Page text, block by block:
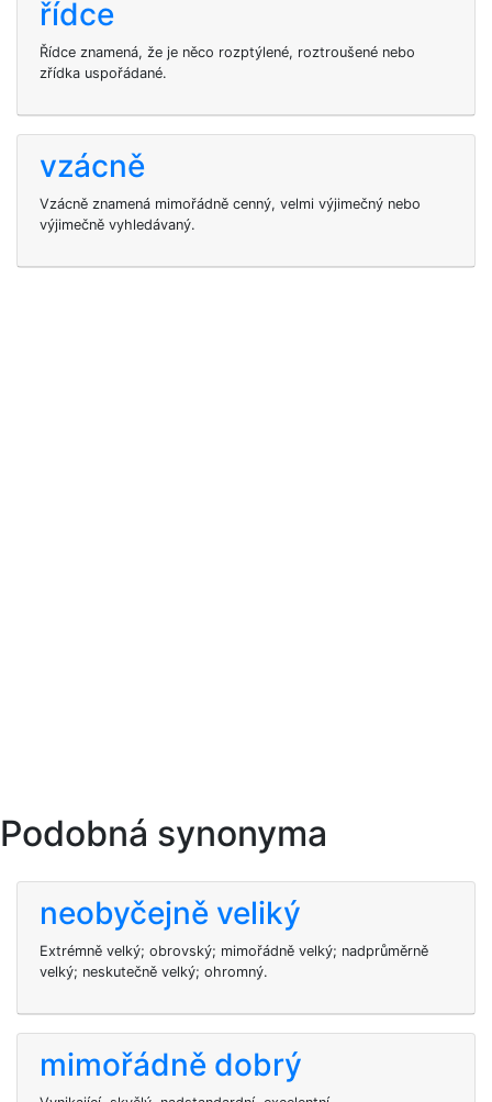
řídce
Řídce znamená, že je něco rozptýlené, roztroušené nebo
zřídka uspořádané.
vzácně
Vzácně znamená mimořádně cenný, velmi výjimečný nebo
výjimečně vyhledávaný.
Podobná synonyma
neobyčejně veliký
Extrémně velký; obrovský; mimořádně velký; nadprůměrně
velký; neskutečně velký; ohromný.
mimořádně dobrý